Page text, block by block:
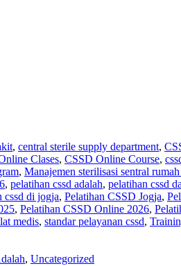
, central sterile supply department,
Clases, CSSD Online Course,
, Manajemen sterilisasi sentral
, pelatihan cssd adalah, pelatihan cssd
cssd di jogja, Pelatihan CSSD Jogja,
, Pelatihan CSSD Online 2026,
medis, standar pelayanan cssd,
, Uncategorized